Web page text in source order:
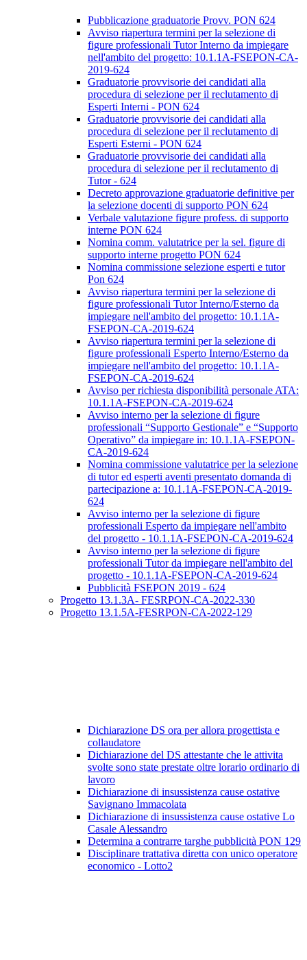
Pubblicazione graduatorie Provv. PON 624
Avviso riapertura termini per la selezione di
figure professionali Tutor Interno da impiegare
nell'ambito del progetto: 10.1.1A-FSEPON-CA-
2019-624
Graduatorie provvisorie dei candidati alla
procedura di selezione per il reclutamento di
Esperti Interni - PON 624
Graduatorie provvisorie dei candidati alla
procedura di selezione per il reclutamento di
Esperti Esterni - PON 624
Graduatorie provvisorie dei candidati alla
procedura di selezione per il reclutamento di
Tutor - 624
Decreto approvazione graduatorie definitive per
la selezione docenti di supporto PON 624
Verbale valutazione figure profess. di supporto
interne PON 624
Nomina comm. valutatrice per la sel. figure di
supporto interne progetto PON 624
Nomina commissione selezione esperti e tutor
Pon 624
Avviso riapertura termini per la selezione di
figure professionali Tutor Interno/Esterno da
impiegare nell'ambito del progetto: 10.1.1A-
FSEPON-CA-2019-624
Avviso riapertura termini per la selezione di
figure professionali Esperto Interno/Esterno da
impiegare nell'ambito del progetto: 10.1.1A-
FSEPON-CA-2019-624
Avviso per richiesta disponibilità personale ATA:
10.1.1A-FSEPON-CA-2019-624
Avviso interno per la selezione di figure
professionali “Supporto Gestionale” e “Supporto
Operativo” da impiegare in: 10.1.1A-FSEPON-
CA-2019-624
Nomina commissione valutatrice per la selezione
di tutor ed esperti aventi presentato domanda di
partecipazione a: 10.1.1A-FSEPON-CA-2019-
624
Avviso interno per la selezione di figure
professionali Esperto da impiegare nell'ambito
del progetto - 10.1.1A-FSEPON-CA-2019-624
Avviso interno per la selezione di figure
professionali Tutor da impiegare nell'ambito del
progetto - 10.1.1A-FSEPON-CA-2019-624
Pubblicità FSEPON 2019 - 624
Progetto 13.1.3A- FESRPON-CA-2022-330
Progetto 13.1.5A-FESRPON-CA-2022-129
Dichiarazione DS ora per allora progettista e
collaudatore
Dichiarazione del DS attestante che le attivita
svolte sono state prestate oltre lorario ordinario di
lavoro
Dichiarazione di insussistenza cause ostative
Savignano Immacolata
Dichiarazione di insussistenza cause ostative Lo
Casale Alessandro
Determina a contrarre targhe pubblicità PON 129
Disciplinare trattativa diretta con unico operatore
economico - Lotto2